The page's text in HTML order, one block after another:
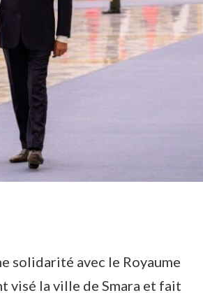
solidarité avec le Royaume
visé la ville de Smara et fait